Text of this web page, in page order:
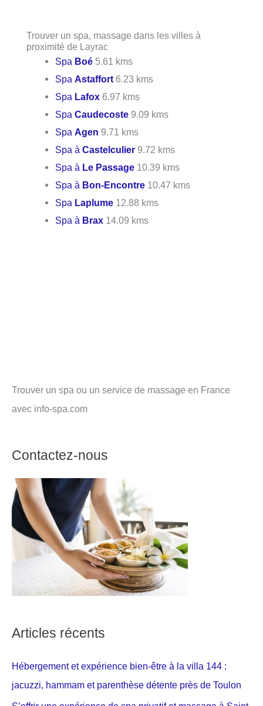
Trouver un spa, massage dans les villes à
proximité de Layrac
Spa Boé 5.61 kms
SpaAstaffort 6.23 kms
Spa Lafox 6.97 kms
SpaCaudecoste 9.09 kms
SpaAgen 9.71 kms
Spa àCastelculier 9.72 kms
Spa à Le Passage 10.39 kms
Spa à Bon-Encontre 10.47 kms
Spa Laplume 12.88 kms
Spa à Brax 14.09 kms
Trouver un spa ou un service de massage en France
avec info-spa.com
Contactez-nous
Articles récents
Hébergement et expérience bien-être à la villa 144 :
jacuzzi, hammam et parenthèse détente près de Toulon